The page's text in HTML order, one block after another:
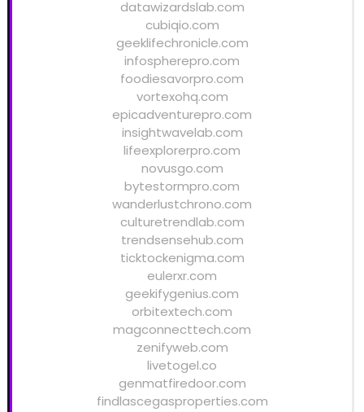
datawizardslab.com
cubiqio.com
geeklifechronicle.com
infospherepro.com
foodiesavorpro.com
vortexohq.com
epicadventurepro.com
insightwavelab.com
lifeexplorerpro.com
novusgo.com
bytestormpro.com
wanderlustchrono.com
culturetrendlab.com
trendsensehub.com
ticktockenigma.com
eulerxr.com
geekifygenius.com
orbitextech.com
magconnecttech.com
zenifyweb.com
livetogel.co
genmatfiredoor.com
findlascegasproperties.com